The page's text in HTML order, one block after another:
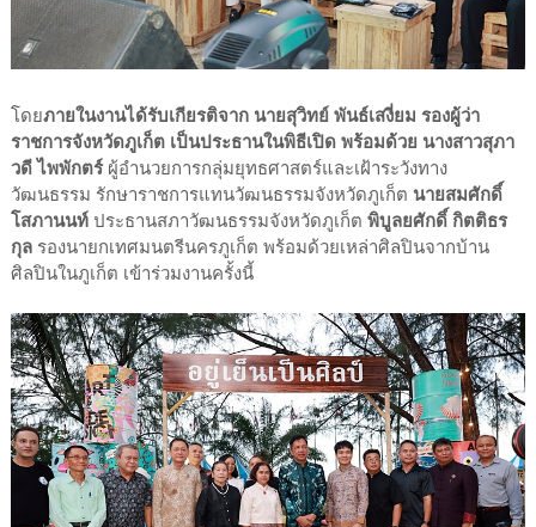
โดยภายในงานได้รับเกียรติจาก นายสุวิทย์ พันธ์เสงี่ยม รองผู้ว่า
ราชการจังหวัดภูเก็ต เป็นประธานในพิธีเปิด พร้อมด้วย นางสาวสุภา
วดี ไพพักตร์ผู้อำนวยการกลุ่มยุทธศาสตร์และเฝ้าระวังทาง
วัฒนธรรม รักษาราชการแทนวัฒนธรรมจังหวัดภูเก็ต นายสมศักดิ์
โสภานนท์ ประธานสภาวัฒนธรรมจังหวัดภูเก็ต พิบูลยศักดิ์ กิตติธร
กุลรองนายกเทศมนตรีนครภูเก็ต พร้อมด้วยเหล่าศิลปินจากบ้าน
ศิลปินในภูเก็ต เข้าร่วมงานครั้งนี้